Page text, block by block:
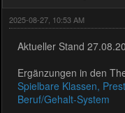
2025-08-27, 10:53 AM
Aktueller Stand
Ergänzungen in den
Spielbare Klassen,
Beruf/Gehalt-System